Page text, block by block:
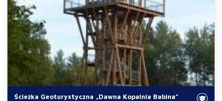
Ścieżka Geoturystyczna „Dawna Kopalnia Babina”